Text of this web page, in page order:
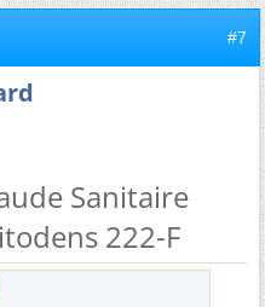
#7
Sanitaire
222-F